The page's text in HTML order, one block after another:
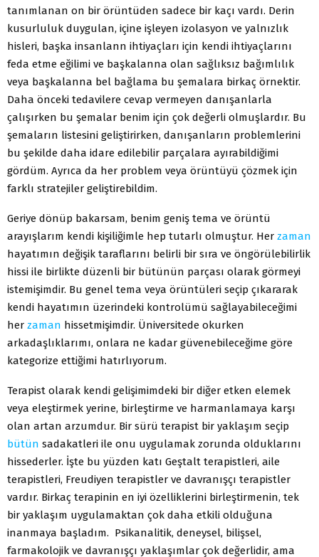
tanımlanan on bir örüntüden sadece bir kaçı vardı. Derin
kusurluluk duygulan, içine işleyen izolasyon ve yalnızlık
hisleri, başka insanlann ihtiyaçları için kendi ihtiyaçlarını
feda etme eğilimi ve başkalanna olan sağlıksız bağımlılık
veya başkalanna bel bağlama bu şemalara birkaç örnektir.
Daha önceki tedavilere cevap vermeyen danışanlarla
çalışırken bu şemalar benim için çok değerli olmuşlardır. Bu
şemaların listesini geliştirirken, danışanların problemlerini
bu şekilde daha idare edilebilir parçalara ayırabildiğimi
gördüm. Ayrıca da her problem veya örüntüyü çözmek için
farklı stratejiler geliştirebildim.
Geriye dönüp bakarsam, benim geniş tema ve örüntü
arayışlarım kendi kişiliğimle hep tutarlı olmuştur. Her zaman
hayatımın değişik taraflarını belirli bir sıra ve öngörülebilirlik
hissi ile birlikte düzenli bir bütünün parçası olarak görmeyi
istemişimdir. Bu genel tema veya örüntüleri seçip çıkararak
kendi hayatımın üzerindeki kontrolümü sağlayabileceğimi
her zaman hissetmişimdir. Üniversitede okurken
arkadaşlıklarımı, onlara ne kadar güvenebileceğime göre
kategorize ettiğimi hatırlıyorum.
Terapist olarak kendi gelişimimdeki bir diğer etken elemek
veya eleştirmek yerine, birleştirme ve harmanlamaya karşı
olan artan arzumdur. Bir sürü terapist bir yaklaşım seçip
bütün sadakatleri ile onu uygulamak zorunda olduklarını
hissederler. İşte bu yüzden katı Geştalt terapistleri, aile
terapistleri, Freudiyen terapistler ve davranışçı terapistler
vardır. Birkaç terapinin en iyi özelliklerini birleştirmenin, tek
bir yaklaşım uygulamaktan çok daha etkili olduğuna
inanmaya başladım. Psikanalitik, deneysel, bilişsel,
farmakolojik ve davranışçı yaklaşımlar çok değerlidir, ama